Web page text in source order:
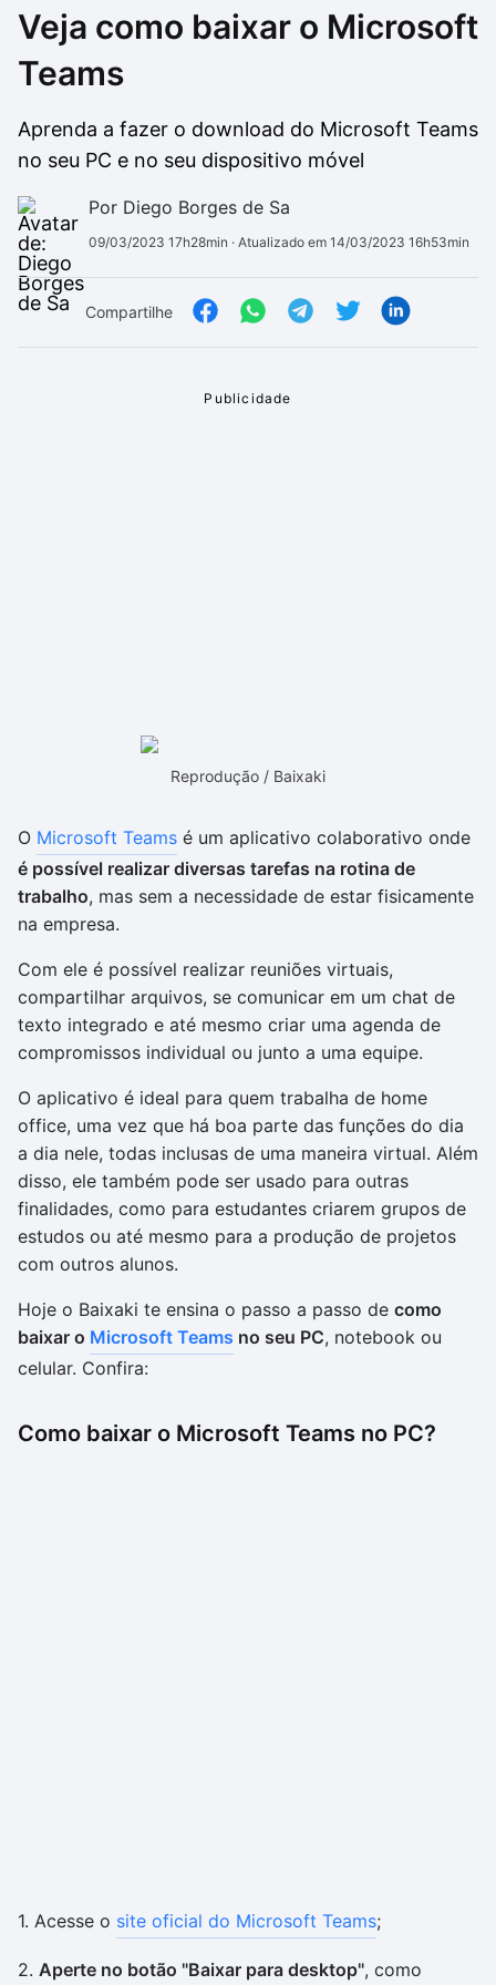
Drivers
Outros
Veja como baixar o Microsoft
Teams
Aprenda a fazer o download do Microsoft Teams
no seu PC e no seu dispositivo móvel
Por Diego Borges de Sa
09/03/2023 17h28min · Atualizado em 14/03/2023 16h53min
Compartilhe
Reprodução / Baixaki
O Microsoft Teams é um aplicativo colaborativo onde
é possível realizar diversas tarefas na rotina de
trabalho, mas sem a necessidade de estar fisicamente
na empresa.
Com ele é possível realizar reuniões virtuais,
compartilhar arquivos, se comunicar em um chat de
texto integrado e até mesmo criar uma agenda de
compromissos individual ou junto a uma equipe.
O aplicativo é ideal para quem trabalha de home
office, uma vez que há boa parte das funções do dia
a dia nele, todas inclusas de uma maneira virtual. Além
disso, ele também pode ser usado para outras
finalidades, como para estudantes criarem grupos de
estudos ou até mesmo para a produção de projetos
com outros alunos.
Hoje o Baixaki te ensina o passo a passo de como
baixar o Microsoft Teams no seu PC, notebook ou
celular. Confira:
Como baixar o Microsoft Teams no PC?
1. Acesse o site oficial do Microsoft Teams;
2. Aperte no botão "Baixar para desktop", como